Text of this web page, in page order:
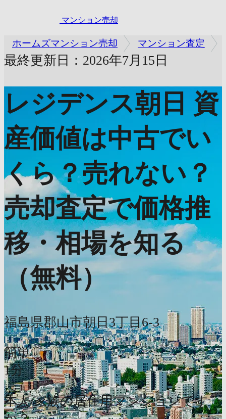
マンション売却
ホームズマンション売却 マンション査定
最終更新日：2026年7月15日
レジデンス朝日 資
産価値は中古でい
くら？売れない？
売却査定で価格推
移・相場を知る
（無料）
福島県郡山市朝日3丁目6-3
簡単
1分
本人/家族の居住用マンションです